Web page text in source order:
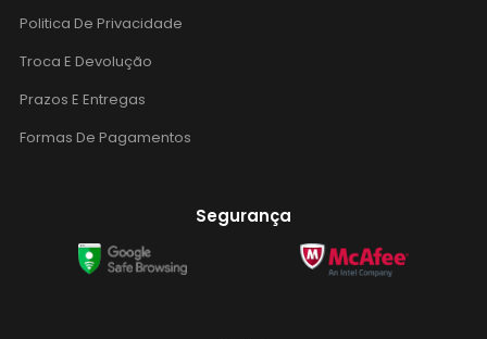
Politica De Privacidade
Troca E Devolução
Prazos E Entregas
Formas De Pagamentos
Segurança